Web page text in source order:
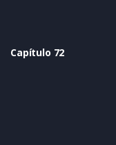
Capítulo 72